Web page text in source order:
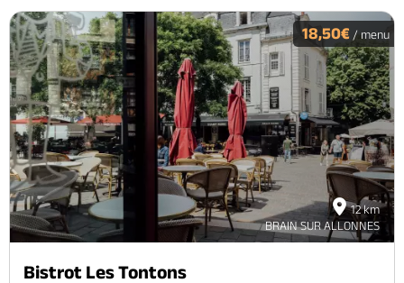
12 km
BRAIN SUR ALLONNES
18,50€ / menu
Bistrot Les Tontons